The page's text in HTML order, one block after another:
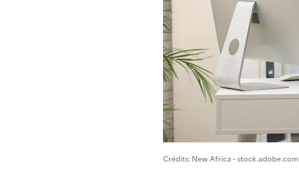
Image 1
Crédits: New Africa - stock.adobe.com